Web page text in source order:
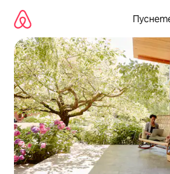
съдържанието